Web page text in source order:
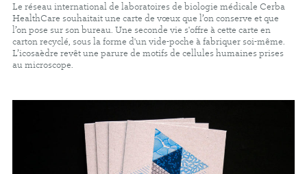
Le réseau international de laboratoires de biologie médicale Cerba
HealthCare souhaitait une carte de vœux que l’on conserve et que
l’on pose sur son bureau. Une seconde vie s'offre à cette carte en
carton recyclé, sous la forme d'un vide-poche à fabriquer soi-même.
L’icosaèdre revêt une parure de motifs de cellules humaines prises
au microscope.